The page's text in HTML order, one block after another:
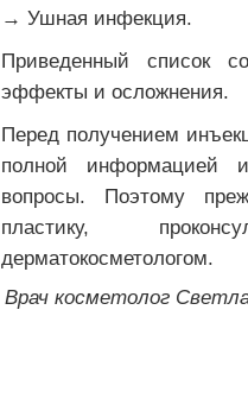
→ Ушная инфекция.
Приведенный список
эффекты и осложнения.
Перед получением
полной информацией
вопросы. Поэтому
пластику,
дерматокосметологом.
Врач косметолог